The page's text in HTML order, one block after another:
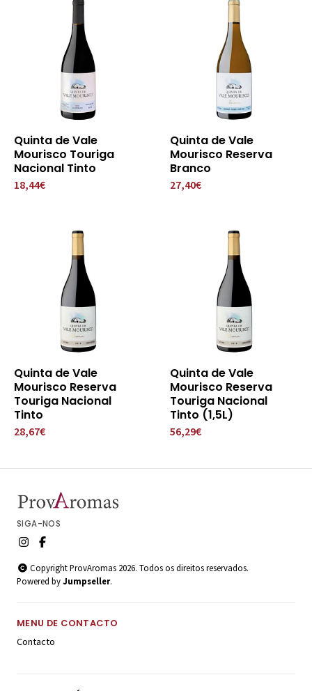
Quinta de Vale
Mourisco Touriga
Nacional Tinto
18,44€
Quinta de Vale
Mourisco Reserva
Branco
27,40€
Quinta de Vale
Mourisco Reserva
Touriga Nacional
Tinto
28,67€
Quinta de Vale
Mourisco Reserva
Touriga Nacional
Tinto (1,5L)
56,29€
SIGA-NOS
Copyright ProvAromas 2026. Todos os direitos reservados.
Powered byJumpseller.
MENU DE CONTACTO
Contacto